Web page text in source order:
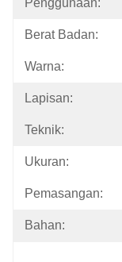
Penggunaan:
Berat Badan:
Warna:
Lapisan:
Teknik:
Ukuran:
Pemasangan:
Bahan: